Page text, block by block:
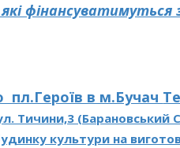
пл.Героїв в м.Бучач
Тичини,3 (Барановський
культури на